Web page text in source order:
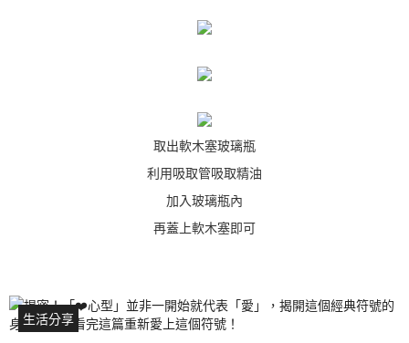
取出軟木塞玻璃瓶
利用吸取管吸取精油
加入玻璃瓶內
再蓋上軟木塞即可
生活分享